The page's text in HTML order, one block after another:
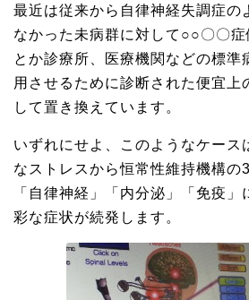
最近は従来から自律神経失調症の
なかった未病群に対して○○〇〇
とか診療所、医療機関などの標準
用させるために診断された便宜上
して置き換えています。
いずれにせよ、このようなケース
なストレスから恒常性維持機構の
「自律神経」「内分泌」「免疫
彩な症状が続発します。